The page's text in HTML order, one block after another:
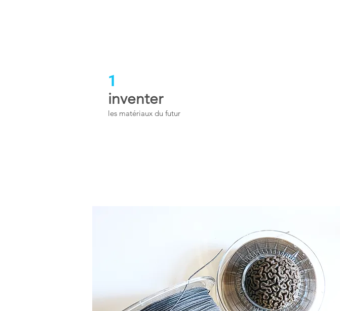
1
inventer
les matériaux du futur